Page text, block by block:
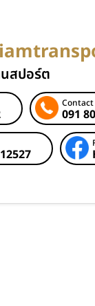
สปอร์ต
Contact
091